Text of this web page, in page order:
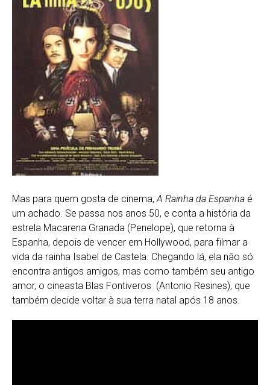
Mas para quem gosta de cinema, A Rainha da Espanha é
um achado. Se passa nos anos 50, e conta a história da
estrela Macarena Granada (Penelope), que retorna à
Espanha, depois de vencer em Hollywood, para filmar a
vida da rainha Isabel de Castela. Chegando lá, ela não só
encontra antigos amigos, mas como também seu antigo
amor, o cineasta Blas Fontiveros (Antonio Resines), que
também decide voltar à sua terra natal após 18 anos.